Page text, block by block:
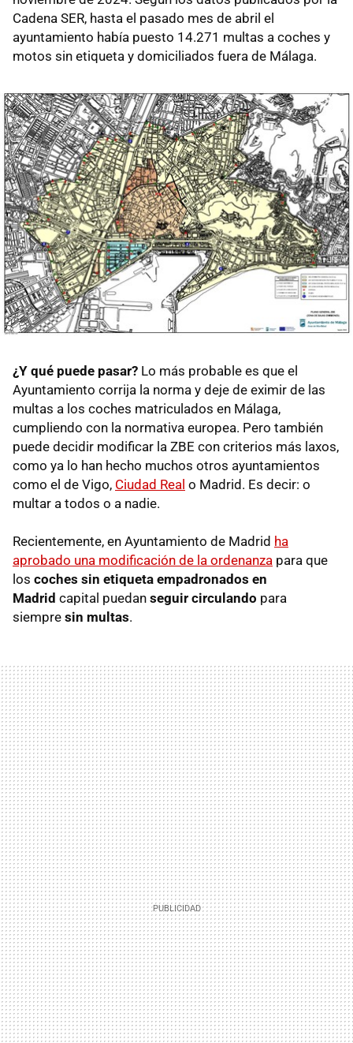
Cadena SER, hasta el pasado mes de abril el
ayuntamiento había puesto 14.271 multas a coches y
motos sin etiqueta y domiciliados fuera de Málaga.
¿Y qué puede pasar? Lo más probable es que el
Ayuntamiento corrija la norma y deje de eximir de las
multas a los coches matriculados en Málaga,
cumpliendo con la normativa europea. Pero también
puede decidir modificar la ZBE con criterios más laxos,
como ya lo han hecho muchos otros ayuntamientos
como el de Vigo, Ciudad Real o Madrid. Es decir: o
multar a todos o a nadie.
Recientemente, en Ayuntamiento de Madrid ha
aprobado una modificación de la ordenanza para que
los coches sin etiqueta empadronados en
Madrid capital puedan seguir circulando para
siempre sin multas.